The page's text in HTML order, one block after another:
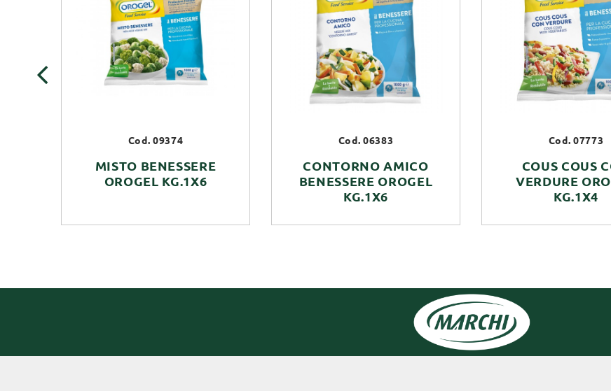
Cod. 09374
MISTO BENESSERE
OROGEL KG.1X6
Cod. 06383
CONTORNO AMICO
BENESSERE OROGEL
KG.1X6
Cod. 07773
COUS COUS
VERDURE
KG.1X4